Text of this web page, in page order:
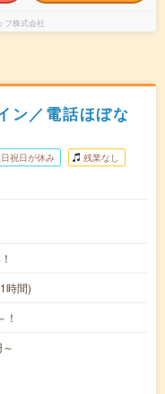
フ株式会社
ン／電話ほぼな
日祝日が休み 残業なし
時間)